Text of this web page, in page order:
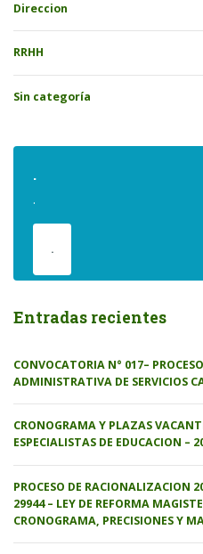
Direccion
RRHH
Sin categoría
.
.
.
Entradas recientes
CONVOCATORIA N° 017–
ADMINISTRATIVA DE SERVICIOS
CRONOGRAMA Y PLAZAS
ESPECIALISTAS DE EDUCACION –
PROCESO DE RACIONALIZACION
29944 – LEY DE REFORMA
CRONOGRAMA, PRECISIONES Y